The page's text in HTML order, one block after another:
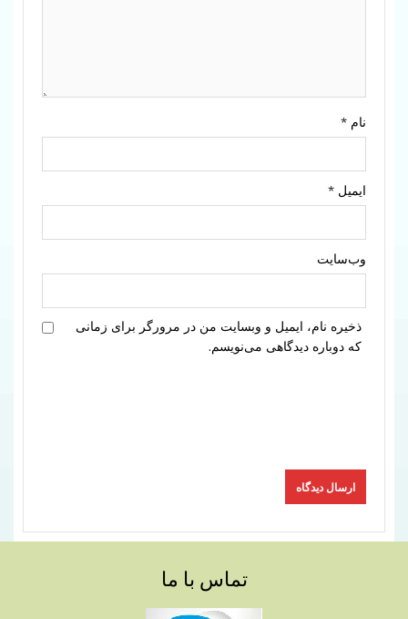
نام *
ایمیل *
وب‌سایت
ذخیره نام، ایمیل و وبسایت من در مرورگر برای زمانی
که دوباره دیدگاهی می‌نویسم.
تماس با ما